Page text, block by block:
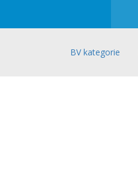
BV kategorie